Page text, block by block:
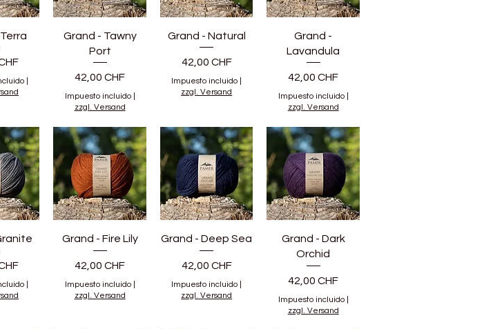
Grand - Tawny
Port
Precio
42,00 CHF
Impuesto incluido|
zzgl. Versand
Grand - Natural
Precio
42,00 CHF
Impuesto incluido
zzgl. Versand
Grand -
Lavandula
Precio
42,00 CHF
Impuesto incluido|
zzgl. Versand
Grand - Fire Lily
Precio
42,00 CHF
Impuesto incluido|
zzgl. Versand
Grand - Deep Sea
Precio
42,00 CHF
Impuesto incluido
zzgl. Versand
Grand - Dark
Orchid
Precio
42,00 CHF
Impuesto incluido|
zzgl. Versand